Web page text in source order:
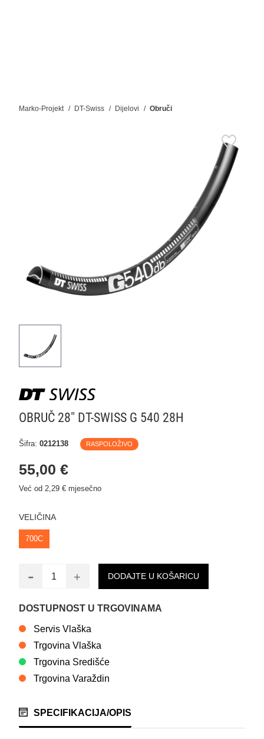
Marko-Projekt DT-Swiss Dijelovi Obruči
OBRUČ 28" DT-SWISS G 540 28H
Šifra: 0212138 RASPOLOŽIVO
55,00 €
Već od 2,29 € mjesečno
VELIČINA
700C
- + DODAJTE U KOŠARICU
DOSTUPNOST U TRGOVINAMA
Servis Vlaška
Trgovina Vlaška
Trgovina Središće
Trgovina Varaždin
SPECIFIKACIJA/OPIS